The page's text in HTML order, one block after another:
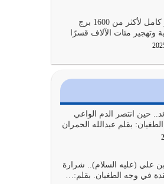
أن يخضع لآرائنا وأهوائنا
وعندنا أخطاء جميعاً
وليس كل…
من يشاء وينزعه ممن يشاء
غزة: تدمير كامل لأكثر من 1600 برج
وتهجير مئات الآلاف قسرًا
حين انتصر الدم الواعي
بقلم عبدالله الحمران
بن علي (عليه السلام).. شرارة
في وجه الطغيان. بقلم:…